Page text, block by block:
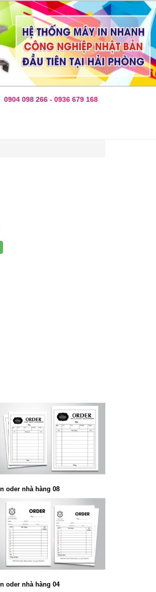
0904 098 266 - 0936 679 168
In oder nhà hàng 08
In oder nhà hàng 04